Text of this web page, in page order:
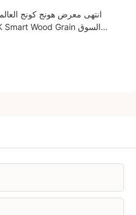
انتهى معرض هونج كونج